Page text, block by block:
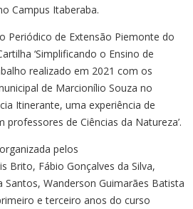
Campus Itaberaba.
Periódico de Extensão Piemonte do
‘Simplificando o Ensino de
realizado em 2021 com os
de Marcionílio Souza no
Itinerante, uma experiência de
de Ciências da Natureza’.
pelos
Brito, Fábio Gonçalves da Silva,
Santos, Wanderson Guimarães Batista
e terceiro anos do curso